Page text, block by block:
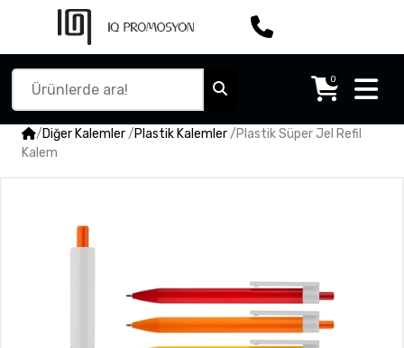
0
/Diğer Kalemler/Plastik Kalemler/Plastik Süper Jel Refil
Kalem